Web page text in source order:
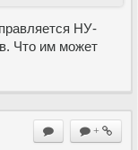
НУ-
Что им может
+